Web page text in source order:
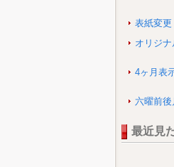
表紙変
オリジナ
4ヶ月表
六曜前後
最近見